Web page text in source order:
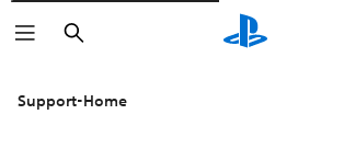
Suchen
Support-Home